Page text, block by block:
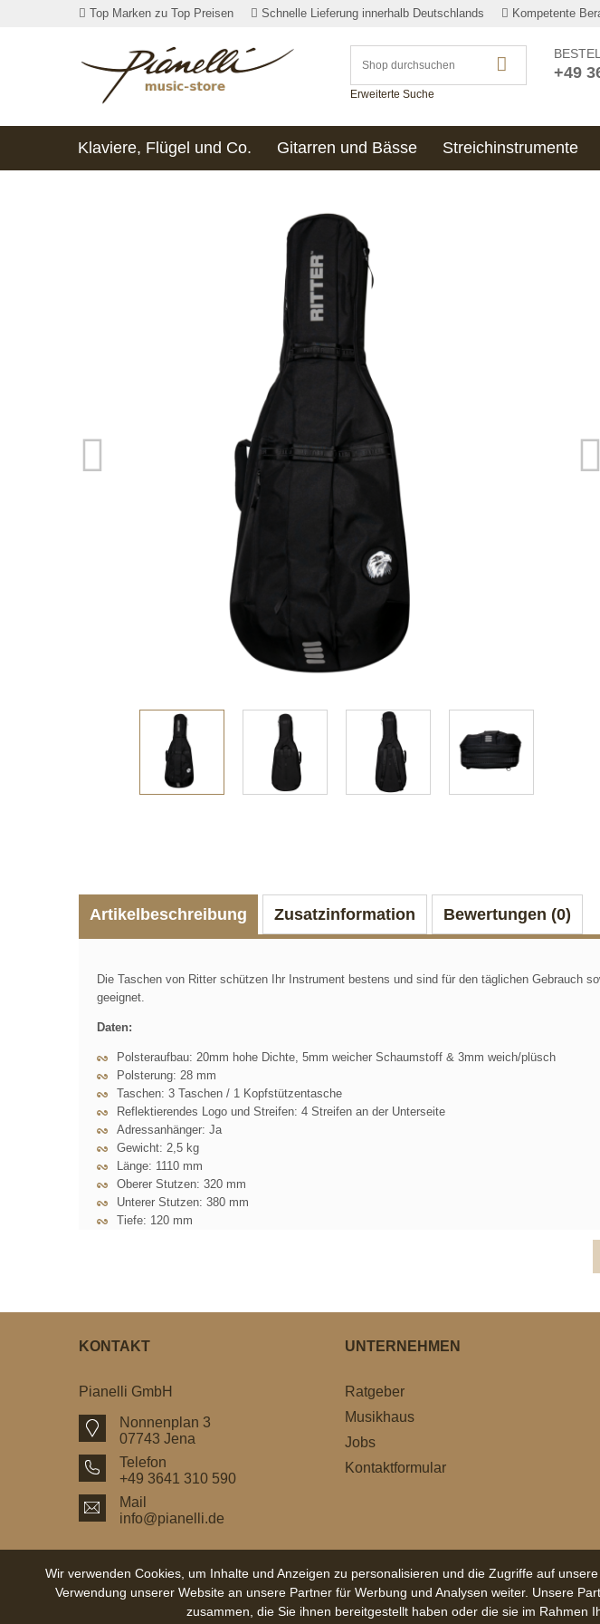
Wir verwenden Cookies, um Inhalte und Anzeigen zu personalisieren und die Zugriffe auf
Verwendung unserer Website an unsere Partner für Werbung und Analysen weiter. Unsere
zusammen, die Sie ihnen bereitgestellt haben oder die sie im Rahmen
Top Marken zu Top Preisen Schnelle Lieferung innerhalb Deutschlands Kompetente
Erweiterte Suche
+49
Klaviere, Flügel und Co. Gitarren und Bässe Streichinstrumente
Artikelbeschreibung Zusatzinformation Bewertungen (0)
Die Taschen von Ritter schützen Ihr Instrument bestens und sind für den täglichen Gebrauch
geeignet.
Daten:
Polsteraufbau: 20mm hohe Dichte, 5mm weicher Schaumstoff & 3mm weich/plüsch
Polsterung: 28 mm
Taschen: 3 Taschen / 1 Kopfstützentasche
Reflektierendes Logo und Streifen: 4 Streifen an der Unterseite
Adressanhänger: Ja
Gewicht: 2,5 kg
Länge: 1110 mm
Oberer Stutzen: 320 mm
Unterer Stutzen: 380 mm
Tiefe: 120 mm
KONTAKT
Pianelli GmbH
Nonnenplan 3
07743 Jena
Telefon
+49 3641 310 590
Mail
info@pianelli.de
UNTERNEHMEN
Ratgeber
Musikhaus
Jobs
Kontaktformular